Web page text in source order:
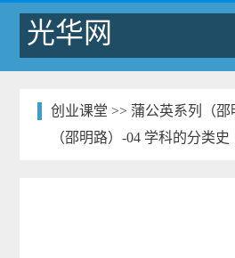
光华网
创业课堂 >>蒲公英系列（邵
（邵明路）-04 学科的分类史